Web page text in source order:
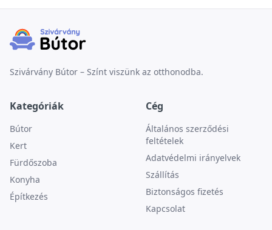
Szivárvány Bútor – Színt viszünk az otthonodba.
Kategóriák
Bútor
Kert
Fürdőszoba
Konyha
Építkezés
Cég
Általános szerződési
feltételek
Adatvédelmi irányelvek
Szállítás
Biztonságos fizetés
Kapcsolat